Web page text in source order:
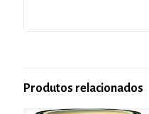
Produtos relacionados